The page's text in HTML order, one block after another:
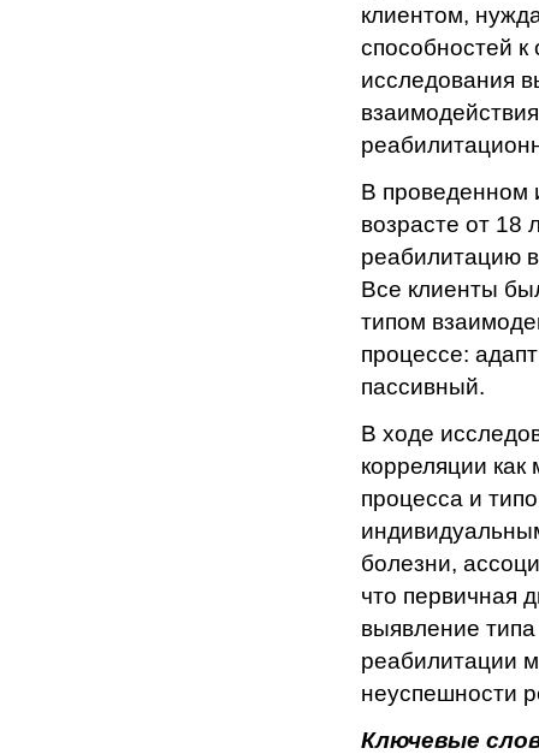
клиентом,
способностей
исследования
В проведенном
возрасте от 18
реабилитацию
Все клиенты
типом
процессе:
пассивный.
В ходе
корреляции
процесса и
болезни,
что первичная
выявление
реабилитации
неуспешности
Ключевые